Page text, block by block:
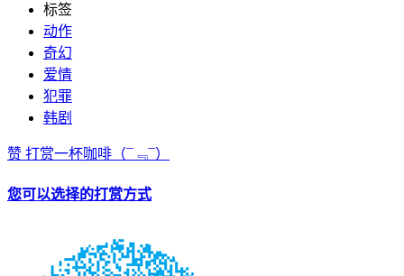
标签
动作
奇幻
爱情
犯罪
韩剧
赞 打赏一杯咖啡 （¯﹃¯）
您可以选择的打赏方式